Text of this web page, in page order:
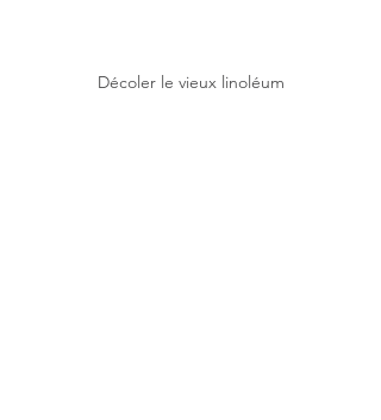
Décoler le vieux linoléum